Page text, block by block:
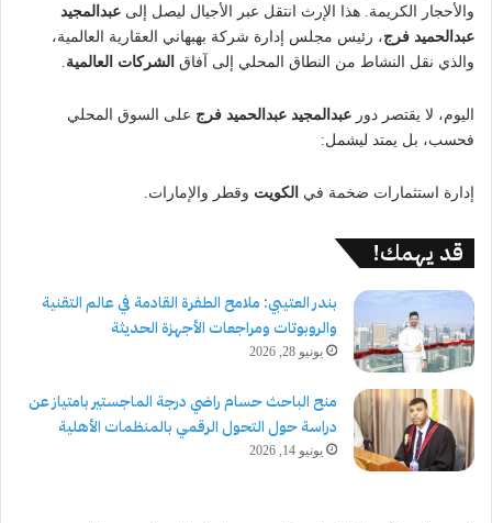
والأحجار الكريمة. هذا الإرث انتقل عبر الأجيال ليصل إلى عبدالمجيد
عبدالحميد فرج، رئيس مجلس إدارة شركة بهبهاني العقارية العالمية،
والذي نقل النشاط من النطاق المحلي إلى آفاق الشركات العالمية
اليوم، لا يقتصر دور عبدالمجيد عبدالحميد فرج على السوق المحلي
فحسب، بل يمتد ليشمل:
إدارة استثمارات ضخمة في الكويت وقطر والإمارات.
قد يهمك!
بندر العتيبي: ملامح الطفرة القادمة في عالم التقنية
والروبوتات ومراجعات الأجهزة الحديثة
يونيو 28, 2026
منح الباحث حسام راضي درجة الماجستير بامتياز عن
دراسة حول التحول الرقمي بالمنظمات الأهلية
يونيو 14, 2026